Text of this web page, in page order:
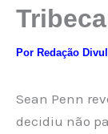
Por Redação
Sean Penn
decidiu não